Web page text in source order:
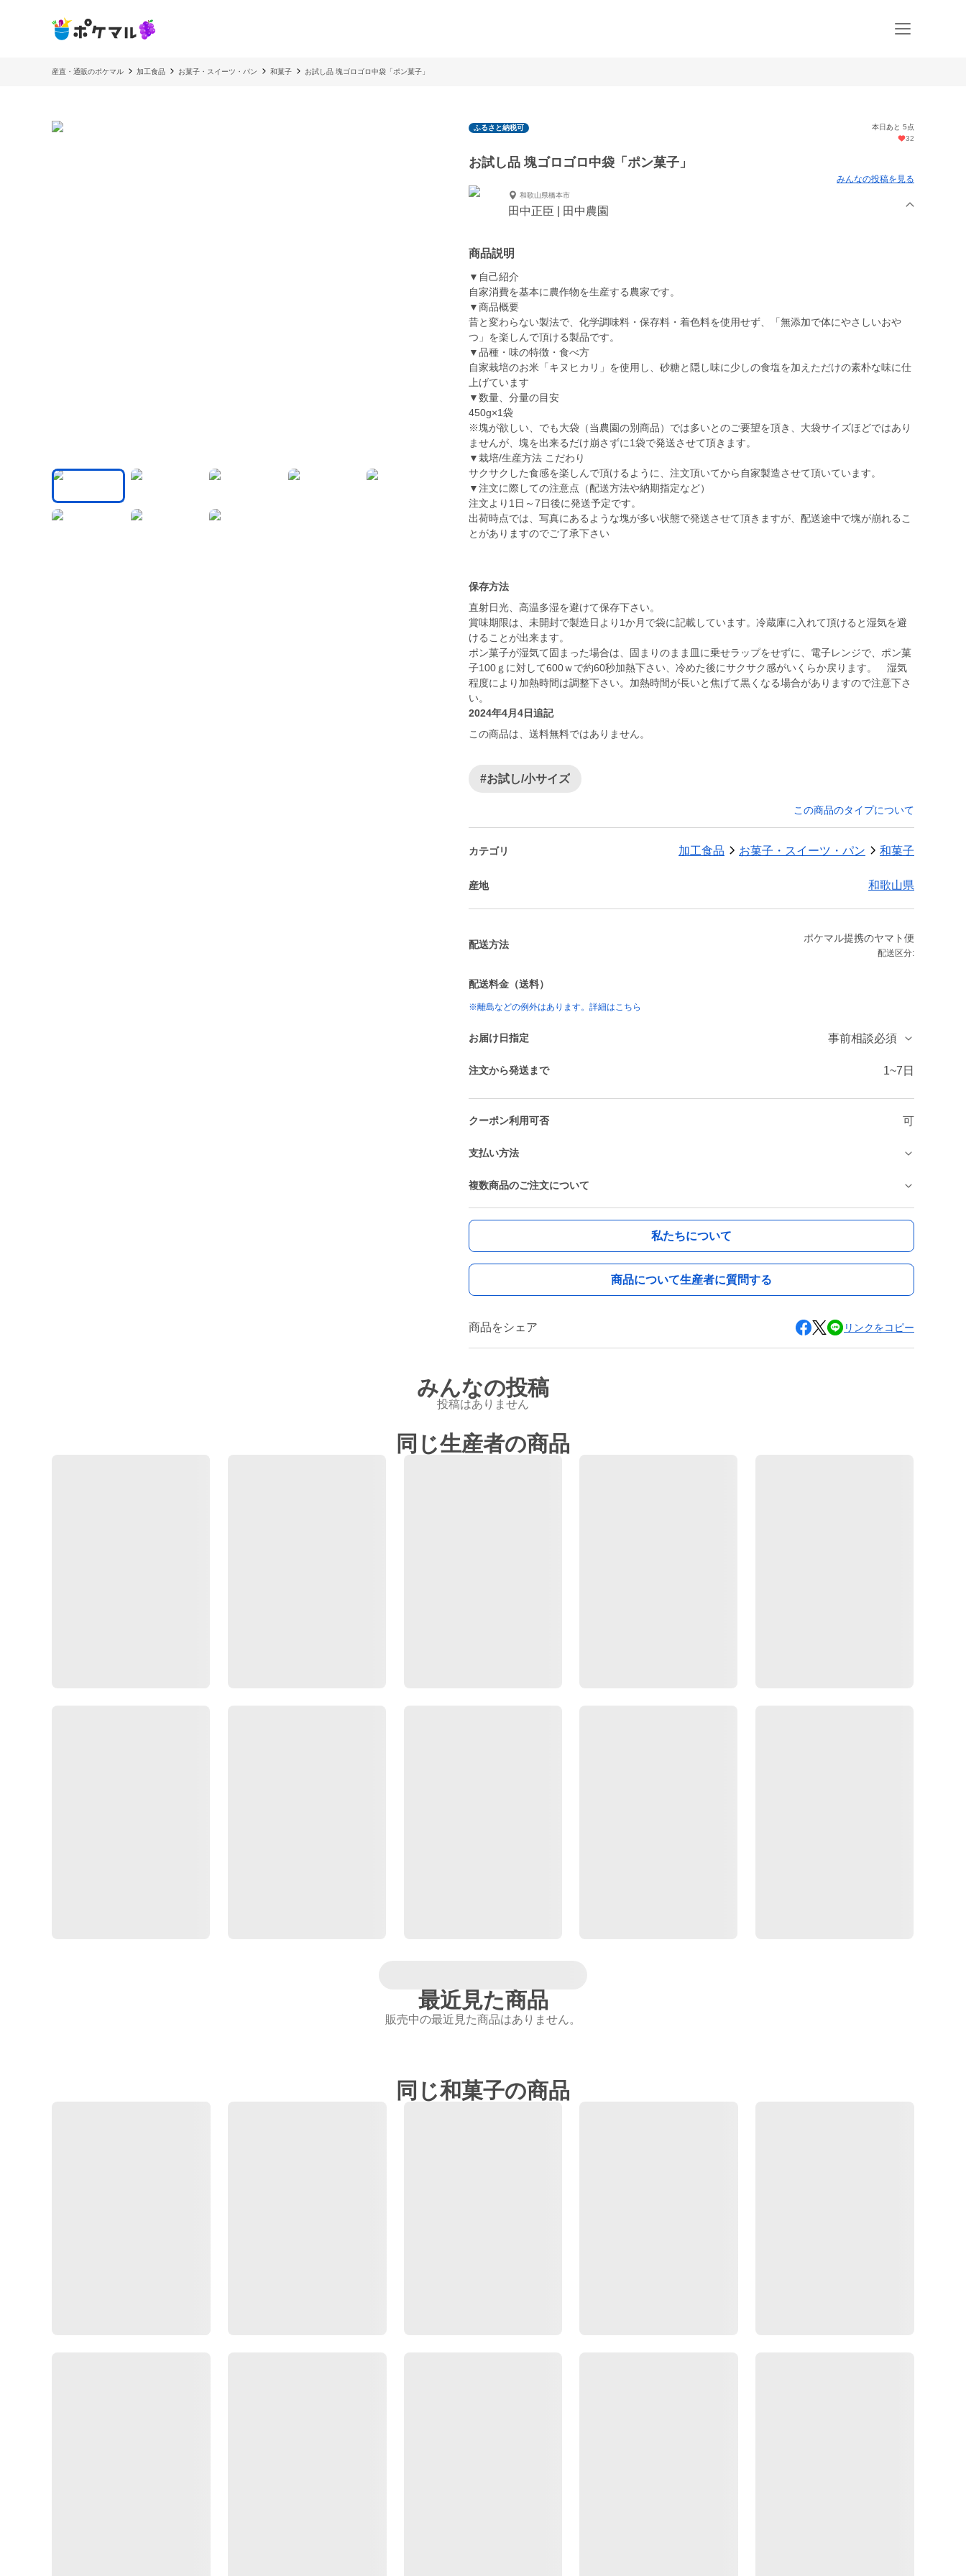
産直・通販のポケマル 加工食品 お菓子・スイーツ・パン 和菓子 お試し品 塊ゴロゴロ中袋「ポン菓子」
ふるさと納税可
本日あと 5点
32
お試し品 塊ゴロゴロ中袋「ポン菓子」
みんなの投稿を見る
和歌山県橋本市
田中正臣 | 田中農園
商品説明
▼自己紹介
自家消費を基本に農作物を生産する農家です。
▼商品概要
昔と変わらない製法で、化学調味料・保存料・着色料を使用せず、「無添加で体にやさしいおや
つ」を楽しんで頂ける製品です。
▼品種・味の特徴・食べ方
自家栽培のお米「キヌヒカリ」を使用し、砂糖と隠し味に少しの食塩を加えただけの素朴な味に仕
上げています
▼数量、分量の目安
450g×1袋
※塊が欲しい、でも大袋（当農園の別商品）では多いとのご要望を頂き、大袋サイズほどではあり
ませんが、塊を出来るだけ崩さずに1袋で発送させて頂きます。
▼栽培/生産方法 こだわり
サクサクした食感を楽しんで頂けるように、注文頂いてから自家製造させて頂いています。
▼注文に際しての注意点（配送方法や納期指定など）
注文より1日～7日後に発送予定です。
出荷時点では、写真にあるような塊が多い状態で発送させて頂きますが、配送途中で塊が崩れるこ
とがありますのでご了承下さい
保存方法
直射日光、高温多湿を避けて保存下さい。
賞味期限は、未開封で製造日より1か月で袋に記載しています。冷蔵庫に入れて頂けると湿気を避
けることが出来ます。
ポン菓子が湿気て固まった場合は、固まりのまま皿に乗せラップをせずに、電子レンジで、ポン菓
子100ｇに対して600ｗで約60秒加熱下さい、冷めた後にサクサク感がいくらか戻ります。 湿気
程度により加熱時間は調整下さい。加熱時間が長いと焦げて黒くなる場合がありますので注意下さ
2024年4月4日追記
この商品は、送料無料ではありません。
#お試し/小サイズ
この商品のタイプについて
カテゴリ 加工食品 お菓子・スイーツ・パン 和菓子
産地 和歌山県
配送方法
ポケマル提携のヤマト便
配送区分:
配送料金（送料）
※離島などの例外はあります。詳細はこちら
お届け日指定 事前相談必須
注文から発送まで 1~7日
クーポン利用可否 可
支払い方法
複数商品のご注文について
私たちについて
商品について生産者に質問する
商品をシェア リンクをコピー
みんなの投稿
投稿はありません
同じ生産者の商品
最近見た商品
販売中の最近見た商品はありません。
同じ和菓子の商品